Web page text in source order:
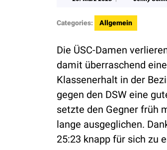
Categories: Allgemein
Die ÜSC-Damen
damit überraschend
Klassenerhalt in der
gegen den DSW eine
setzte den Gegner früh
lange ausgeglichen.
25:23 knapp für sich zu